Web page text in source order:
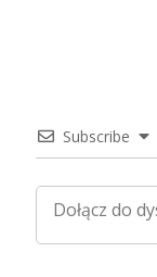
Subscribe